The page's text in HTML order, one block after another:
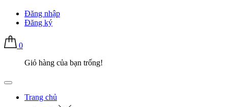
Đăng nhập
Đăng ký
0
Giỏ hàng của bạn trống!
Trang chủ